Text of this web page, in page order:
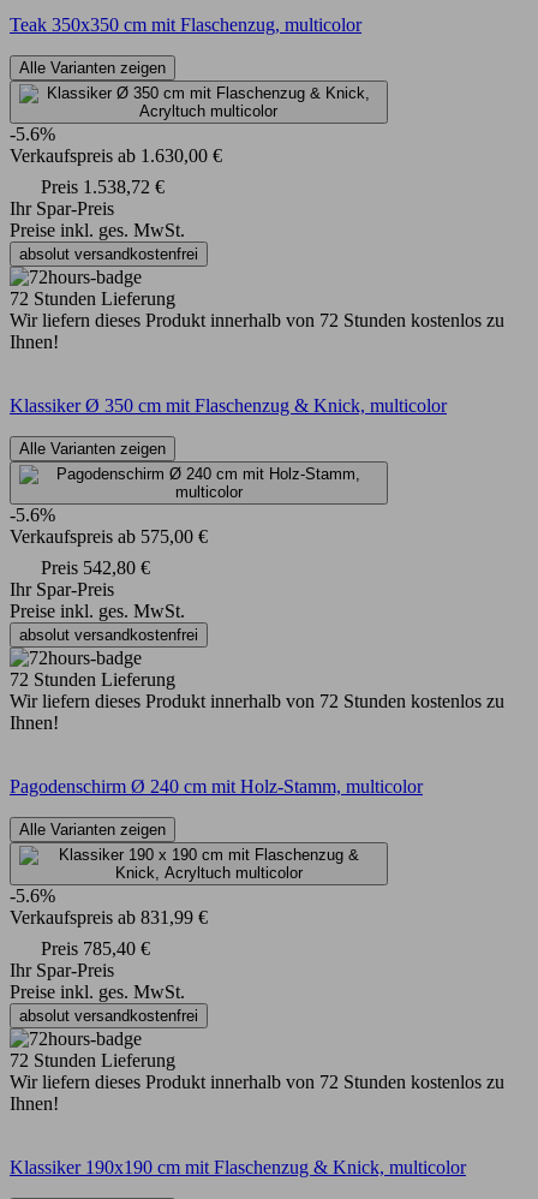
Teak 350x350 cm mit Flaschenzug, multicolor
Alle Varianten zeigen
-5.6%
Verkaufspreis ab 1.630,00 €
Preis 1.538,72 €
Ihr Spar-Preis
Preise inkl. ges. MwSt.
absolut versandkostenfrei
72 Stunden Lieferung
Wir liefern dieses Produkt innerhalb von 72 Stunden kostenlos zu
Ihnen!
Klassiker Ø 350 cm mit Flaschenzug & Knick, multicolor
Alle Varianten zeigen
-5.6%
Verkaufspreis ab 575,00 €
Preis 542,80 €
Ihr Spar-Preis
Preise inkl. ges. MwSt.
absolut versandkostenfrei
72 Stunden Lieferung
Wir liefern dieses Produkt innerhalb von 72 Stunden kostenlos zu
Ihnen!
Pagodenschirm Ø 240 cm mit Holz-Stamm, multicolor
Alle Varianten zeigen
-5.6%
Verkaufspreis ab 831,99 €
Preis 785,40 €
Ihr Spar-Preis
Preise inkl. ges. MwSt.
absolut versandkostenfrei
72 Stunden Lieferung
Wir liefern dieses Produkt innerhalb von 72 Stunden kostenlos zu
Ihnen!
Klassiker 190x190 cm mit Flaschenzug & Knick, multicolor